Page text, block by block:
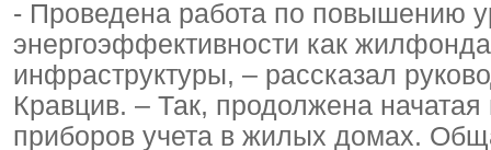
- Проведена работа по повышению
энергоэффективности как
инфраструктуры, – рассказал
Кравцив. – Так, продолжена
приборов учета в жилых домах.